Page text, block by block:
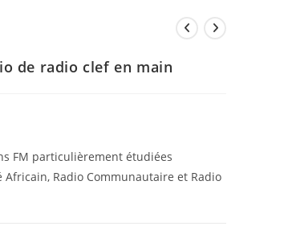
de radio clef en main
FM particulièrement étudiées
Radio Communautaire et Radio